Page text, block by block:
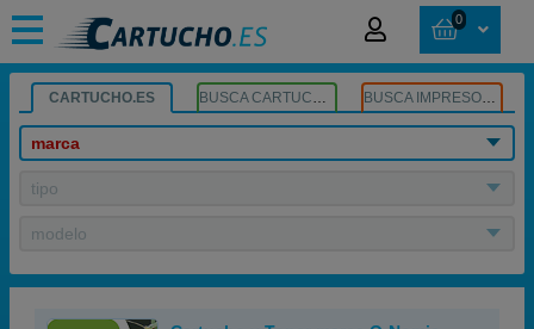
0
CARTUCHO.ES BUSCA CARTUCHOS BUSCA IMPRESORA
marca
tipo
modelo